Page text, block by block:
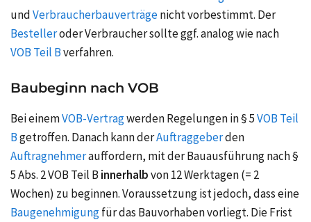
undVerbraucherbauverträgenicht vorbestimmt. Der
Bestelleroder Verbraucher sollte ggf. analog wie nach
VOB Teil Bverfahren.
Baubeginn nach VOB
Bei einemVOB-Vertragwerden Regelungen in § 5VOB Teil
Bgetroffen. Danach kann derAuftraggeberden
Auftragnehmerauffordern, mit der Bauausführung nach §
5 Abs. 2 VOB Teil B innerhalbvon 12 Werktagen (= 2
Wochen) zu beginnen. Voraussetzung ist jedoch, dass eine
Baugenehmigungfür das Bauvorhaben vorliegt. Die Frist